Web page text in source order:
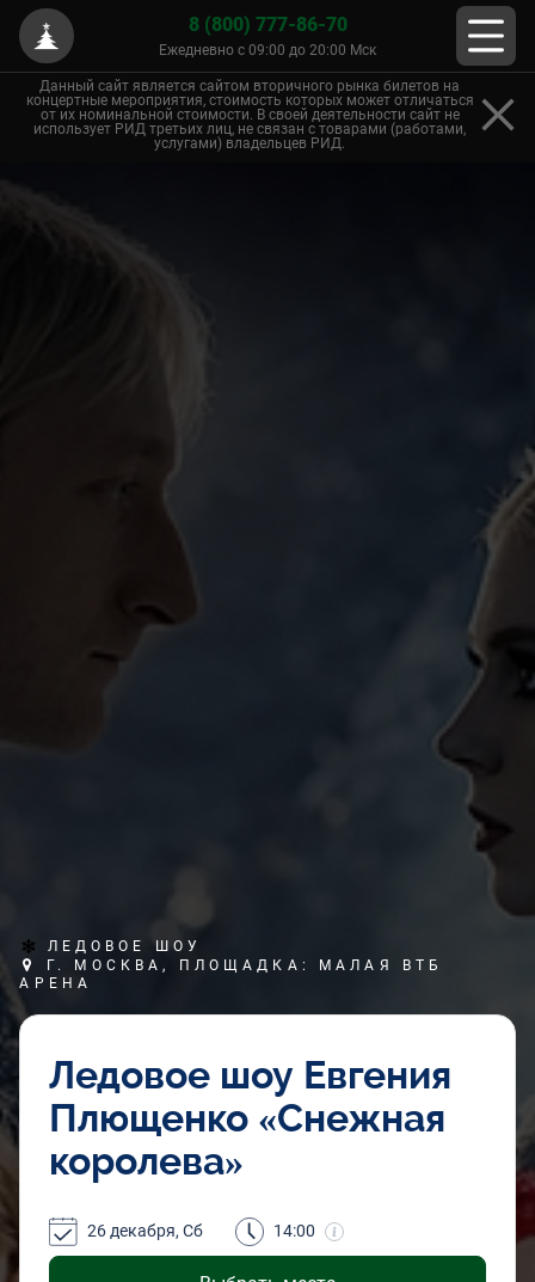
8 (800) 777-86-70
Ежедневно с 09:00 до 20:00 Мск
Данный сайт является сайтом вторичного рынка билетов на
концертные мероприятия, стоимость которых может отличаться
от их номинальной стоимости. В своей деятельности сайт не
использует РИД третьих лиц, не связан с товарами (работами,
услугами) владельцев РИД.
ЛЕДОВОЕ ШОУ
Г. МОСКВА, ПЛОЩАДКА: МАЛАЯ ВТБ
АРЕНА
Ледовое шоу Евгения
Плющенко «Снежная
королева»
26 декабря, Сб 14:00